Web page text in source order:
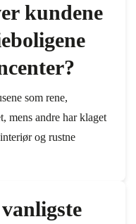
kundene
som rene,
mens andre har klaget
og rustne